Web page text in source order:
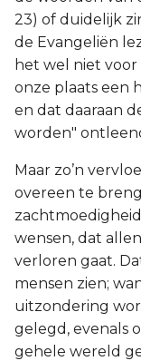
23) of duidelijk
de Evangeliën
het wel niet
onze plaats een
en dat daaraan
worden"
Maar zo’n
overeen te
wensen, dat
verloren gaat.
mensen zien;
uitzondering
gelegd, evenals
gehele wereld